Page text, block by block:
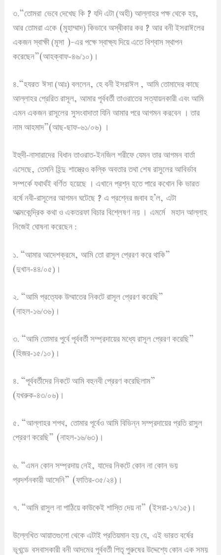
৩.“তোমরা ভেবে দেখেছ কি ?যদি এটা (অহী) আল্লাহর পক্ষ থেকে হয়,
আর তোমরা একে (মুহাম্মাদ) কিভাবে অস্বীকার কর ?আর বনী ইসরাঈলের
একজন স্বাক্ষী (মূসা )-এর পক্ষে স্বাক্ষ্য দিয়ে এতে বিশ্বাস স্থাপন
করেছেন”(আহক্বাফ-৪৬/১০) ।
৪.“হযরত ঈসা (আঃ) বললেন,হে বনী ইসরাঈল ,আমি তোমাদের কাছে
আল্লাহর প্রেরিত রাসূল,আমার পূর্ববর্তী তাওরাতের সত্যায়নকারী এবং আমি
এমন একজন রাসূলের সুসংবাদাতা যিনি আমার পরে আগমন করবেন ।তার
নাম আহমাদ”(আছ-ছাফ-৬১/০৬) ।
ইহুদী-নাসারাদের বিধান তাওরাত-ইনজিল শরীফে যেমন তার আগমন বার্তা
এসেছে,তেমনি হিন্দু শাস্ত্রেও কল্কি অবতার তথা শেষ রাসুলের আবির্ভাব
সম্পর্কে যথার্থই বর্ণিত হয়েছে ।এখানে প্রশ্ন হতে পারে কখোন কি ভারত
বর্ষে নবী-রাসূলের আগমন ঘটেছে ?এ প্রশ্নের জবাব হ’ল,এটা
আত্মকেন্দ্রিক কথা ও একতরফা বিচার বিশ্লেষণ নয় । এমর্মে
মহান আল্লাহ
নিজেই ঘোষনা করেছেন :
১. “আমার আদেশক্রমে,আমি তো রাসূল প্রেরণ করে থাকি”
(দুখান-৪৪/০৫) ।
২. “আমি প্রত্যেক উম্মাতের নিকটে রাসূল প্রেরণ করেছি”
(নাহল-১৬/৩৬) ।
৩. “আমি তোমার পুর্বে পূর্ববর্তী সম্প্রদায়ের মধ্যে রাসূল প্রেরণ করেছি”
(হিজর-১৫/১০) ।
৪. “পূর্ববর্তীদের নিকটে আমি বহুনবী প্রেরণ করেছিলাম”
(যখরুক-৪৩/০৬) ।
৫. “আল্লাহর শপথ,তোমার পূর্বেও আমি বিভিন্ন সম্প্রদায়ের প্রতি রাসুল
প্রেরণ করেছি” (নাহল-১৬/৬৩) ।
৬. “এমন কোন সম্প্রদায় নেই,যাদের নিকটে কোন না কোন ভয়
প্রদর্শনকারী আসেনি” (ফাতির-৩৫/২৪) ।
৭. “আমি রাসুল না পাঠিয়ে কাউকেই শাস্তি দেয় না” (ইসরা-১৭/১৫) ।
উল্লেখিত আয়াতগুলো থেকে এটাই প্রতিয়মান হয় যে,এই ভারত বর্ষের
ভূখন্ডে বসবাসকারী বনী আদমের পূর্ববর্তী পিতৃ পুরুষের উদ্দেশ্যে কোন এক সময়